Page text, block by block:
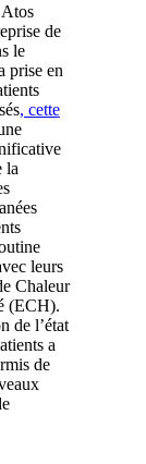
de
le
prise en
, cette
la
leurs
Chaleur
(ECH).
de l’état
a
de